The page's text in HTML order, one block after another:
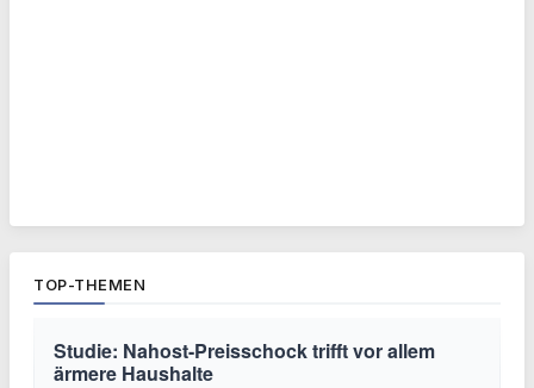
TOP-THEMEN
Studie: Nahost-Preisschock trifft vor allem
ärmere Haushalte